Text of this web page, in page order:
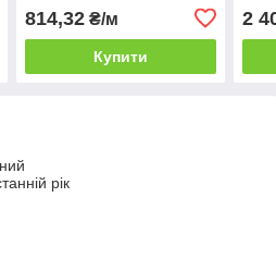
(товщина 6 мм)
814,32₴/м
Купити
2
рік